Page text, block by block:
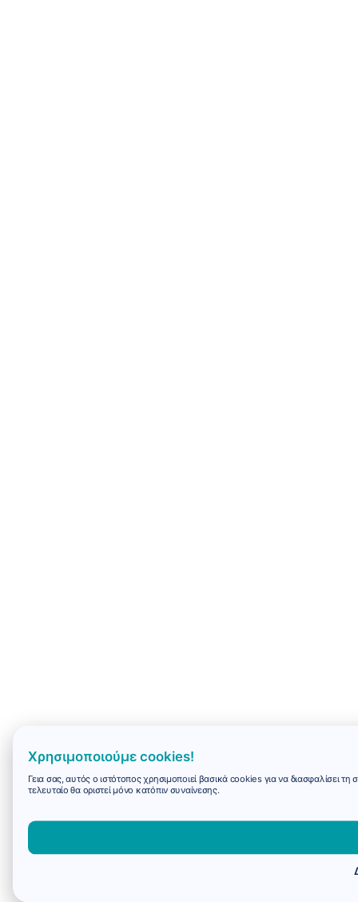
Χρησιμοποιούμε cookies!
Γεια σας, αυτός ο ιστότοπος χρησιμοποιεί βασικά cookies για να διασφαλίσει
τελευταίο θα οριστεί μόνο κατόπιν συναίνεσης.